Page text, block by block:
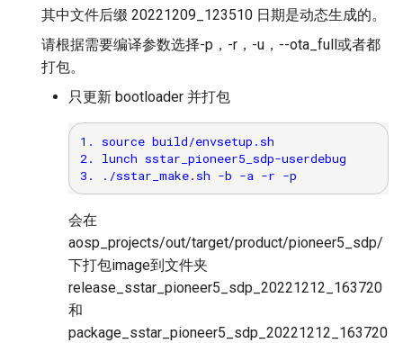
其中文件后缀 20221209_123510 日期是动态生成的。
请根据需要编译参数选择-p，-r，-u，--ota_full或者都
打包。
只更新 bootloader 并打包
1. source build/envsetup.sh
2. lunch sstar_pioneer5_sdp-userdebug
会在
aosp_projects/out/target/product/pioneer5_sdp/
下打包image到文件夹
release_sstar_pioneer5_sdp_20221212_163720
和
package_sstar_pioneer5_sdp_20221212_163720